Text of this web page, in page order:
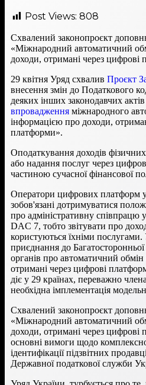
Post Views: 808
Схвалений законопроєкт
«Міжнародний автоматичний
доходи, отримані через цифрові
29 квітня Уряд схвалив Проєкт
внесення змін до Податкового
деяких інших законодавчих
впровадження міжнародного
інформацією про доходи,
платформи».
Оподаткування доходів
або надання послуг через
частиною сучасної фінансової
Оператори цифрових платформ
зобов'язані дотримуватися
про адміністративну співпрацю
DAC 7, тобто звітувати про
користуються їхніми послугами.
приєднання до
органів про автоматичний
отримані через цифрові
діє у 29 країнах, переважно
необхідна імплементація
Схвалений законопроєкт
«Міжнародний автоматичний
доходи, отримані через цифрові
основні вимоги щодо
ідентифікації підзвітних
Державної податкової служби